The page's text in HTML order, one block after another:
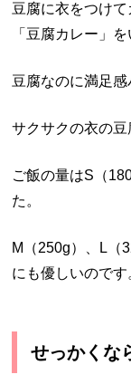
豆腐に衣をつけ
「豆腐カレー」
豆腐なのに満足感
サクサクの衣の豆
ご飯の量はS（
た。
M（250g）、L（
にも優しいのです
せっかくな